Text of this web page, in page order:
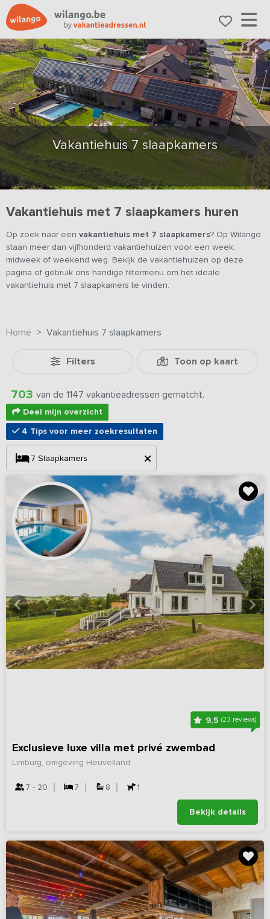
Vakantiehuis 7 slaapkamers
Vakantiehuis met 7 slaapkamers huren
Op zoek naar een vakantiehuis met 7 slaapkamers? Op Wilango
staan meer dan vijfhonderd vakantiehuizen voor een week,
midweek of weekend weg. Bekijk de vakantiehuizen op deze
pagina of gebruik ons handige filtermenu om het ideale
vakantiehuis met 7 slaapkamers te vinden.
Home Vakantiehuis 7 slaapkamers
Filters Toon op kaart
703 van de 1147 vakantieadressen gematcht.
Deel mijn overzicht
4 Tips voor meer zoekresultaten
7 Slaapkamers
9,5 (23 reviews)
Exclusieve luxe villa met privé zwembad
Limburg, omgeving Heuvelland
7 - 20 7 8 1
Bekijk details